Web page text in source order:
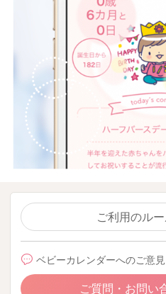
ご利用のル
ベビーカレンダーへのご意
ご質問・お問い